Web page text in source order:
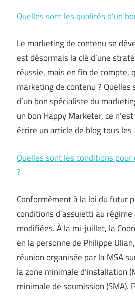
Quelles sont les qualités d’un
Le marketing de contenu se
est désormais la clé d’une
réussie, mais en fin de compte,
marketing de contenu ?
d’un bon spécialiste du
un bon Happy Marketer, ce
écrire un article de blog tous
Quelles sont les conditions
?
Conformément à la loi du futur
conditions d’assujetti au
modifiées. À la mi-juillet, la
en la personne de Philippe
réunion organisée par la MSA
la zone minimale d’installation
minimale de soumission